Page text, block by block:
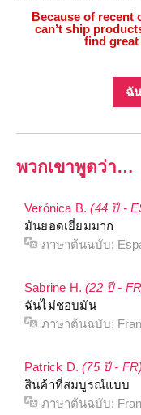
Because of recent
can’t ship
find
ฉั
พวกเขาพูดว่า…
Verónica B.(44 ปี -
มันยอดเยี่ยมมาก
ภาษาต้นฉบับ:
Sabrine H.(22 ปี -
ฉันไม่ชอบมัน
ภาษาต้นฉบับ:
Patrick D.(75 ปี - FR)
สินค้าที่สมบูรณ์แบบ
ภาษาต้นฉบับ: